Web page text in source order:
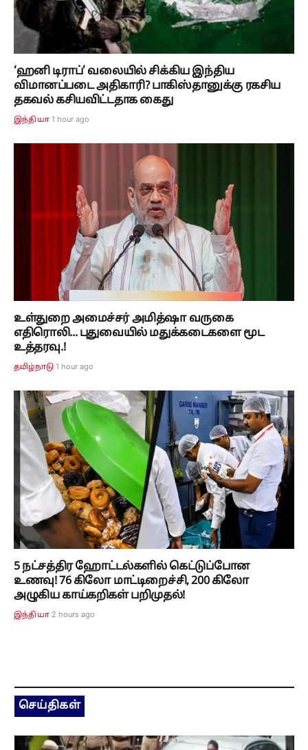
‘ஹனி டிராப்’ வலையில் சிக்கிய இந்திய
விமானப்படை அதிகாரி? பாகிஸ்தானுக்கு ரகசிய
தகவல் கசியவிட்டதாக கைது
இந்தியா 1 hour ago
உள்துறை அமைச்சர் அமித்ஷா வருகை
எதிரொலி... புதுவையில் மதுக்கடைகளை மூட
உத்தரவு.!
தமிழ்நாடு 1 hour ago
5 நட்சத்திர ஹோட்டல்களில் கெட்டுப்போன
உணவு! 76 கிலோ மாட்டிறைச்சி, 200 கிலோ
அழுகிய காய்கறிகள் பறிமுதல்!
இந்தியா 2 hours ago
செய்திகள்